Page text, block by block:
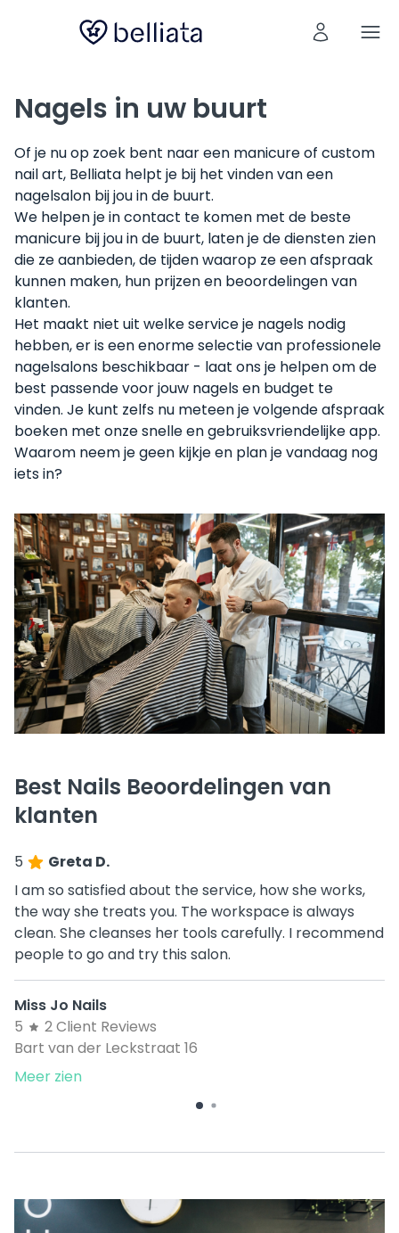
Nagels in uw buurt
Of je nu op zoek bent naar een manicure of custom
nail art, Belliata helpt je bij het vinden van een
nagelsalon bij jou in de buurt.
We helpen je in contact te komen met de beste
manicure bij jou in de buurt, laten je de diensten zien
die ze aanbieden, de tijden waarop ze een afspraak
kunnen maken, hun prijzen en beoordelingen van
klanten.
Het maakt niet uit welke service je nagels nodig
hebben, er is een enorme selectie van professionele
nagelsalons beschikbaar - laat ons je helpen om de
best passende voor jouw nagels en budget te
vinden. Je kunt zelfs nu meteen je volgende afspraak
boeken met onze snelle en gebruiksvriendelijke app.
Waarom neem je geen kijkje en plan je vandaag nog
iets in?
Best Nails Beoordelingen van
klanten
5
Greta D.
I am so satisfied about the service, how she works,
the way she treats you. The workspace is always
clean. She cleanses her tools carefully. I recommend
people to go and try this salon.
Miss Jo Nails
5
2 Client Reviews
Bart van der Leckstraat 16
Meer zien